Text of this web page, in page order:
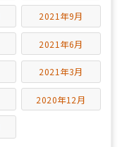
2021年9月
2021年6月
2021年3月
2020年12月